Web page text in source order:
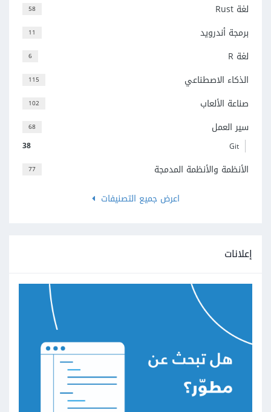
58 لغة Rust
11 برمجة أندرويد
6 لغة R
115 الذكاء الاصطناعي
102 صناعة الألعاب
68 سير العمل
38 Git
77
الأنظمة والأنظمة المدمجة
اعرض جميع التصنيفات
إعلانات